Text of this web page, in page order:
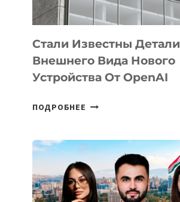
ИНТЕЛЛЕКТА
Стали Известны Детали
Внешнего Вида Нового
Устройства От OpenAI
ПОДРОБНЕЕ СТАЛИ
ВНЕШНЕГО
ВИДА
НОВОГО
УСТРОЙСТВА